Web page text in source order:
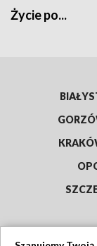
Życie po...